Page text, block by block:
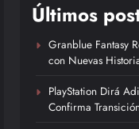
Últimos
Granblue Fantasy
con Nuevas
PlayStation Dirá
Confirma